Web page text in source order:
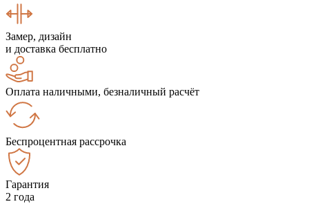
Замер, дизайн
и доставка бесплатно
Оплата наличными, безналичный расчёт
Беспроцентная рассрочка
Гарантия
2 года